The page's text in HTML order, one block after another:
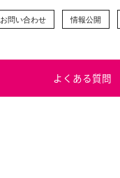
お問い合わせ 情報公開
よくある質問